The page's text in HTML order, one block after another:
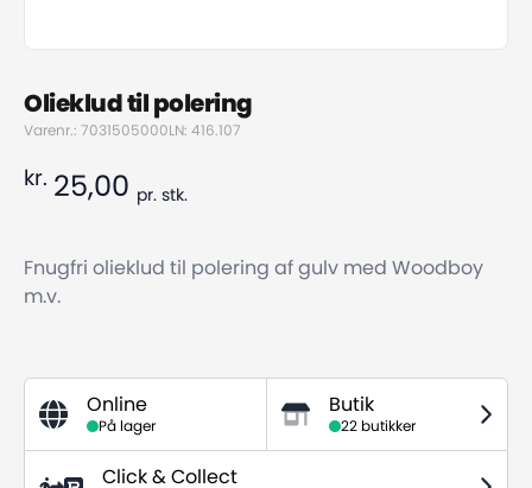
Olieklud til polering
Varenr.: 7031505000LN: 416.107
kr. 25,00 pr. stk.
Fnugfri olieklud til polering af gulv med Woodboy
m.v.
Online
På lager
Butik
22 butikker
Click & Collect